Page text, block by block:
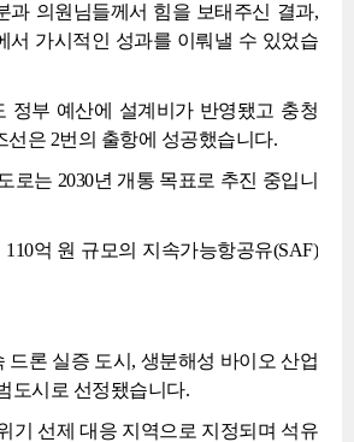
과 의원님들께서 힘을 보태주신 결과,
서 가시적인 성과를 이뤄낼 수 있었습
정부 예산에 설계비가 반영됐고 충청
선은 2번의 출항에 성공했습니다.
로는 2030년 개통 목표로 추진 중입니
억 원 규모의 지속가능항공유(SAF)
드론 실증 도시, 생분해성 바이오 산업
도시로 선정됐습니다.
기 선제 대응 지역으로 지정되며 석유